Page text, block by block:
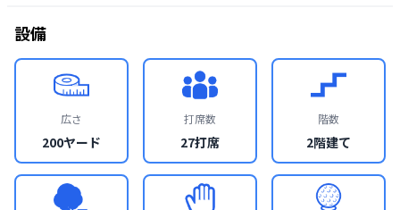
設備
広さ
200ヤード
打席数
27打席
階数
2階建て